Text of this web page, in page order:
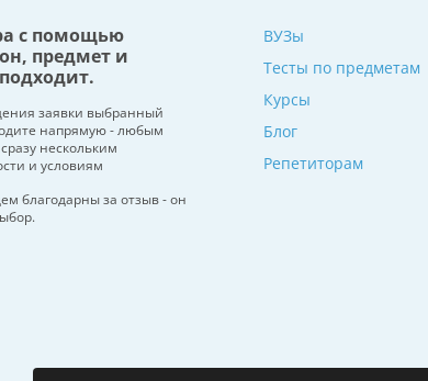
с помощью
предмет и
заявки выбранный
напрямую - любым
нескольким
и условиям
благодарны за отзыв - он
ВУЗы
Тесты по предметам
Курсы
Блог
Репетиторам